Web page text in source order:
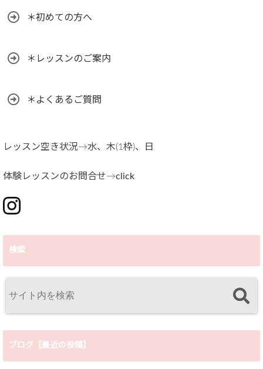
＊初めての方へ
＊レッスンのご案内
＊よくあるご質問
レッスン空き状況→水、木(1枠)、日
体験レッスンのお問合せ→click
検索
ブログ【最近の投稿】